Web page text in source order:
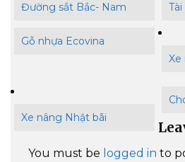
Đường sắt Bắc- Nam
Gỗ nhựa Ecovina
Xe
Xe nâng Nhật bãi
You must be logged in to